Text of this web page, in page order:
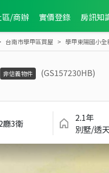
區/商辦 實價登錄 房訊知
台南市學甲區買屋 學甲東陽國小全
非信義物件
(GS157230HB)
廳3衛
2.1年
別墅/透天